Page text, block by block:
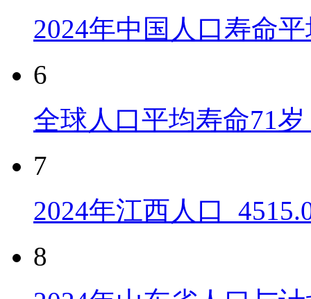
2024年中国人口寿命
6
全球人口平均寿命71
7
2024年江西人口
8